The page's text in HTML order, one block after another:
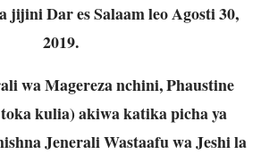
jijini Dar es Salaam leo Agosti 30,
2019.
wa Magereza nchini, Phaustine
kulia) akiwakatika picha ya
Jenerali Wastaafu wa Jeshi la